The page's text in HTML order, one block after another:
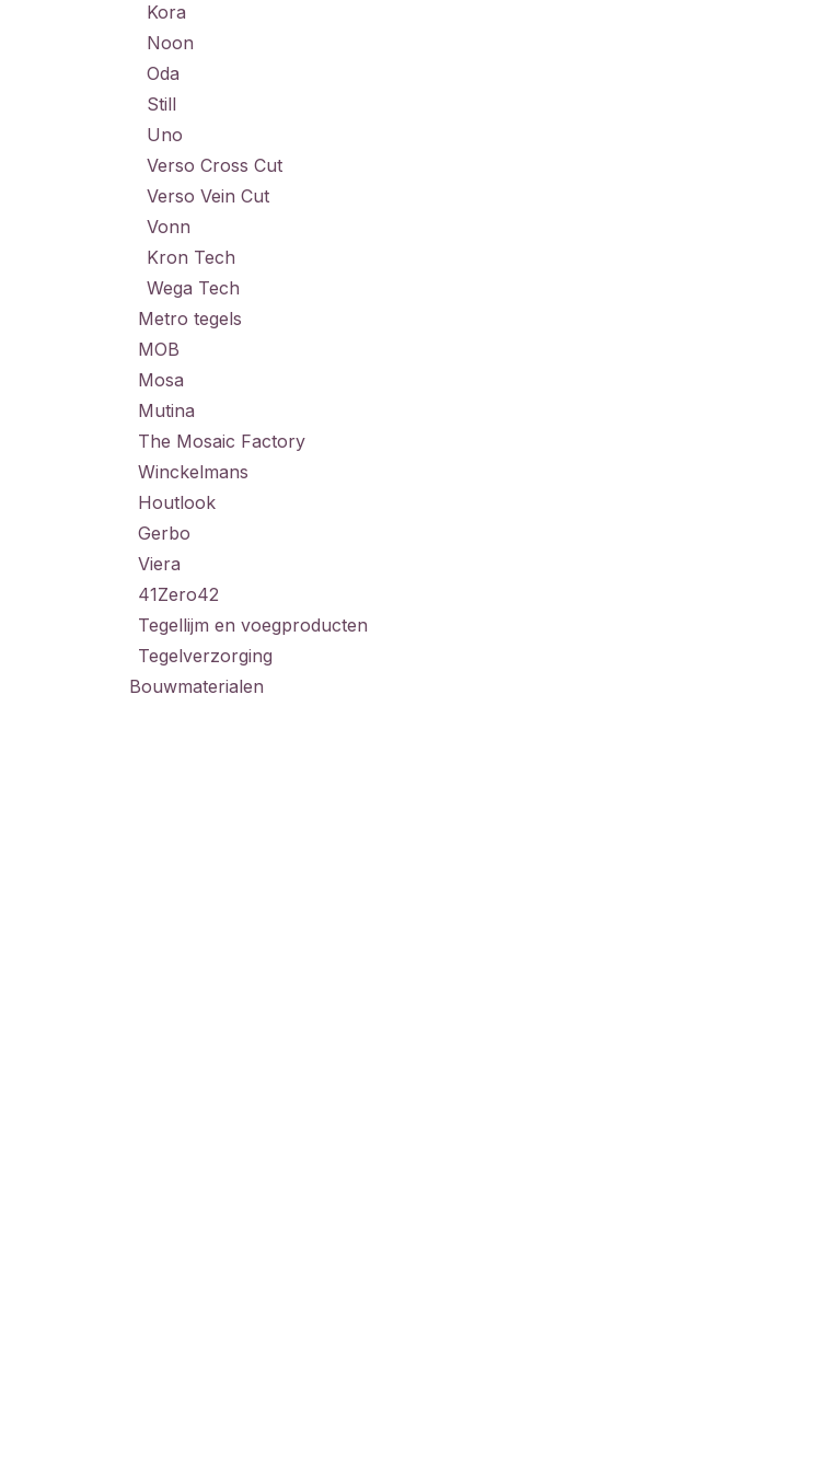
Kora
Noon
Oda
Still
Uno
Verso Cross Cut
Verso Vein Cut
Vonn
Kron Tech
Wega Tech
Metro tegels
MOB
Mosa
Mutina
The Mosaic Factory
Winckelmans
Houtlook
Gerbo
Viera
41Zero42
Tegellijm en voegproducten
Tegelverzorging
Bouwmaterialen